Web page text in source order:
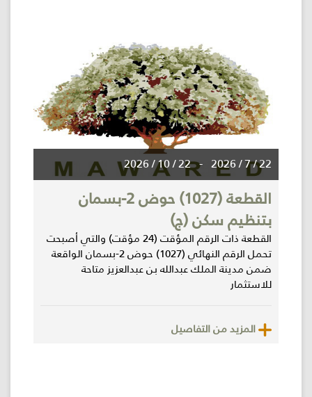
22 / 7 / 2026
-
22 / 10 / 2026
القطعة (1027) حوض 2-بسمان
بتنظيم سكن (ج)
القطعة ذات الرقم المؤقت (24 مؤقت) والتي أصبحت
تحمل الرقم النهائي (1027) حوض 2-بسمان الواقعة
ضمن مدينة الملك عبدالله بن عبدالعزيز متاحة
للاستثمار
المزيد من التفاصيل